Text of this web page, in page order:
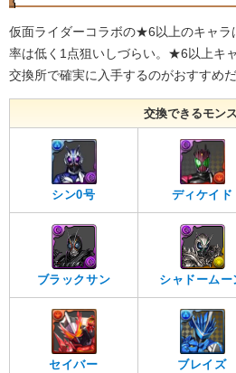
仮面ライダーコラボの★6以上のキャラ
率は低く1点狙いしづらい。★6以上キ
交換所で確実に入手するのがおすすめだ
交換できるモン
シン0号 ディケイド
ブラックサン シャドームー
セイバー ブレイズ